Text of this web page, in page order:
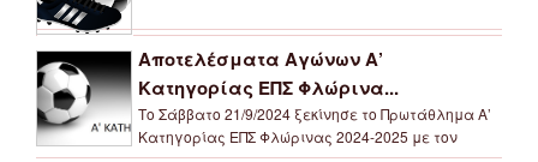
Αποτελέσματα Αγώνων Α’
Κατηγορίας ΕΠΣ Φλώρινα...
Το Σάββατο 21/9/2024 ξεκίνησε το Πρωτάθλημα Α’
Κατηγορίας ΕΠΣ Φλώρινας 2024-2025 με τον